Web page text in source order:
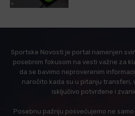
Sportske Novosti je portal namenjen
posebnim fokusom na vesti važne za
da se bavimo neproverenim
naročito kada su u pitanju transferi,
isključivo potvrđene i
Posebnu pažnju posvećujemo ne